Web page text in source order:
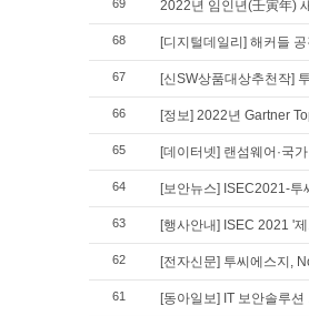
69 2022년 임인년(壬寅年)
68 [디지털데일리] 해커들 공
67 [신SW상품대상추천작]
66 [정보] 2022년 Gartner
65 [데이터넷] 랜섬웨어·국
64 [보안뉴스] ISEC2021-
63 [행사안내] ISEC 2021 '
62 [전자신문] 투씨에스지,
61 [동아일보] IT 보안솔루